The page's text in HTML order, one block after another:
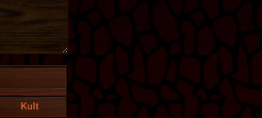
Kult